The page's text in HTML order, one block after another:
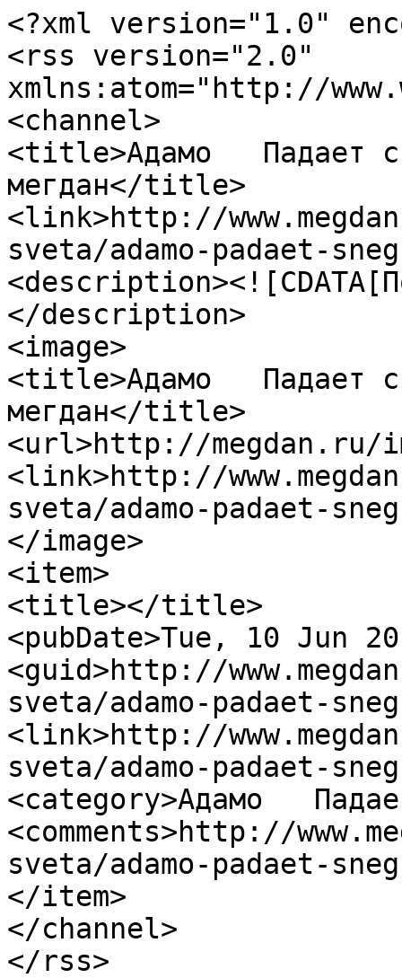
<?xml version="1.0"
<rss version="2.0"
xmlns:atom="http://
<channel>
<title>Адамо   Падает
мегдан</title>
<link>http://
sveta/adamo-padaet-
</description>
<image>
<title>Адамо   Падает
мегдан</title>
<url>http://megdan.ru/
<link>http://
sveta/adamo-padaet-
</image>
<item>
<title></title>
<pubDate>Tue, 10 Jun
<guid>http://
sveta/adamo-padaet-
<link>http://
sveta/adamo-padaet-
<category>Адамо
<comments>http://
sveta/adamo-padaet-
</item>
</channel>
</rss>